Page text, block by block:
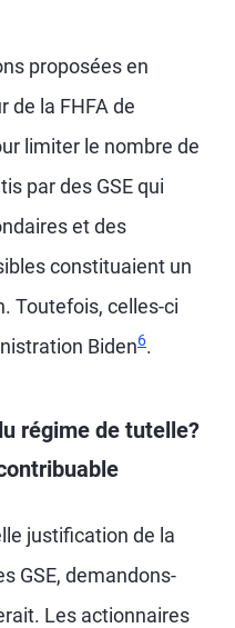
proposées en
de la FHFA de
limiter le nombre de
par des GSE qui
et des
constituaient un
Toutefois, celles-ci
Biden6.
régime de tutelle?
justification de la
GSE, demandons-
Les actionnaires